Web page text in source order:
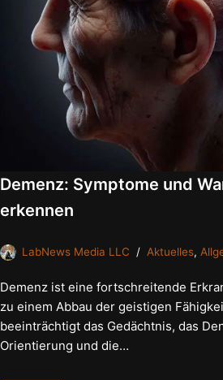
Demenz: Symptome und
erkennen
LabNews Media LLC Aktuelles,
Demenz ist eine fortschreitende
zu einem Abbau der geistigen
beeinträchtigt das Gedächtnis, das
Orientierung und die…